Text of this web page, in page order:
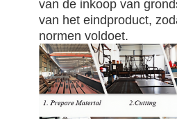
van de inkoop van
van het eindproduct,
normen voldoet.